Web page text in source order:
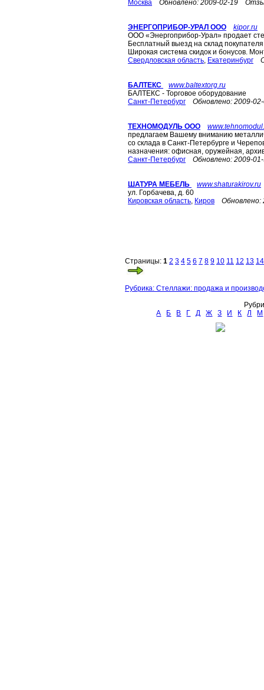
Москва
Обновлено: 2009-02-19
ЭНЕРГОПРИБОР-УРАЛ ООО
kipor.ru
ООО «Энергоприбор-Урал» продает
Бесплатный выезд на склад
Широкая система скидок и бонусов.
Свердловская область, Екатеринбург
БАЛТЕКС
www.baltextorg.ru
БАЛТЕКС - Торговое оборудование
Санкт-Петербург
Обновлено: 2009-
ТЕХНОМОДУЛЬ ООО
предлагаем Вашему вниманию
со склада в Санкт-Петербурге и
назначения: офисная, оружейная,
Санкт-Петербург
Обновлено: 2009-
ШАТУРА МЕБЕЛЬ
www.shaturakirov.ru
ул. Горбачева, д. 60
Кировская область, Киров Обновлено:
Страницы: 1 2 3 4 5 6 7 8 9 10 11 12 13 14
Рубрика: Стеллажи: продажа и
А
Б В Г Д Ж З И К Л М